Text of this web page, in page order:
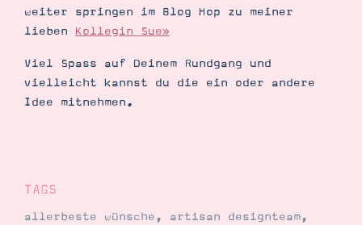
weiter springen im Blog Hop zu meiner
lieben Kollegin Sue»
Viel Spass auf Deinem Rundgang und
vielleicht kannst du die ein oder andere
Idee mitnehmen.
TAGS
allerbeste wünsche, artisan designteam,